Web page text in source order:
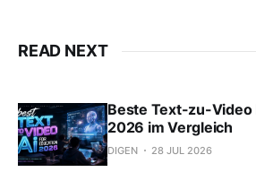
READ NEXT
Beste Text-zu-Video
2026 im Vergleich
DIGEN 28 JUL 2026